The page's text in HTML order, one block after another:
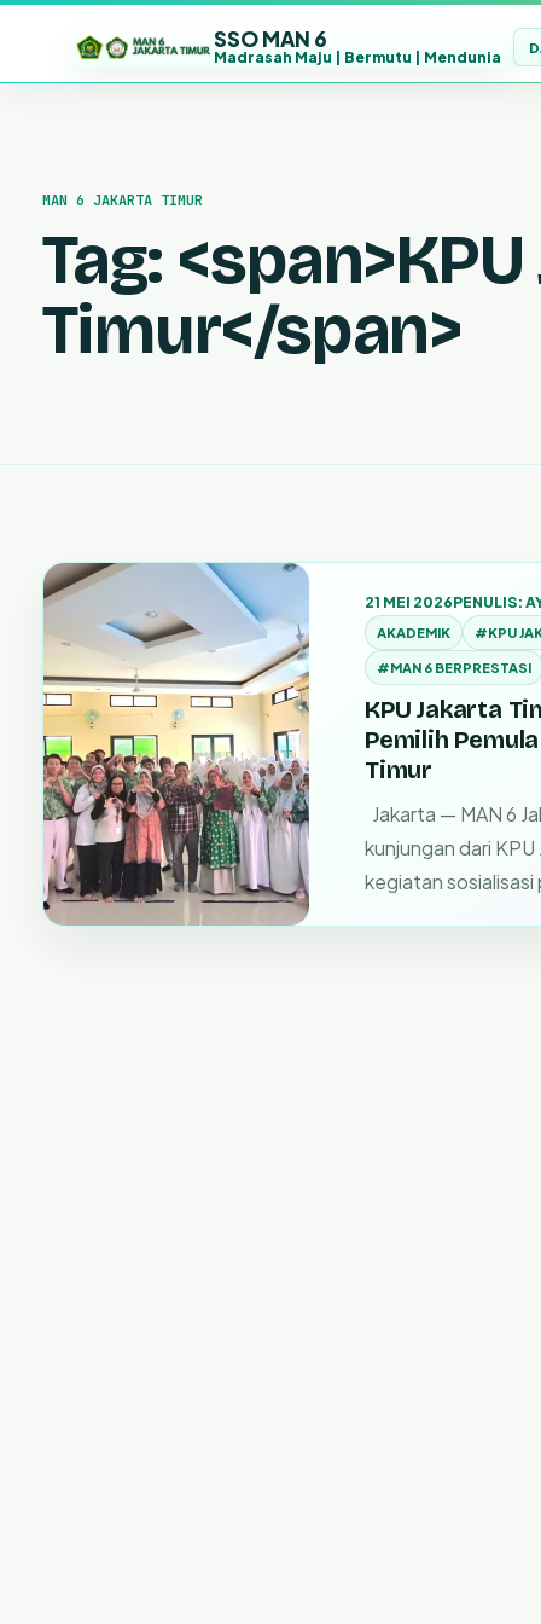
SSO MAN 6
Madrasah Maju | Bermutu | Mendunia
MAN 6 JAKARTA TIMUR
Tag:
Timur</span>
21 MEI 2026PENULIS:
AKADEMIK #KPU
#MAN 6 BERPRESTASI
KPU Jakarta
Pemilih
Timur
Jakarta — MAN 6
kunjungan dari
kegiatan sosialisasi